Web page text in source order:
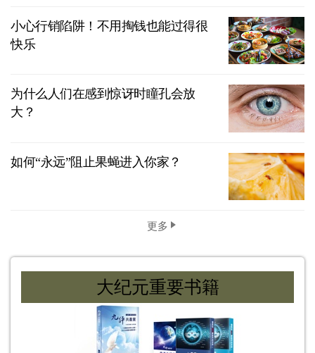
小心行销陷阱！不用掏钱也能过得很
快乐
为什么人们在感到惊讶时瞳孔会放
大？
如何“永远”阻止果蝇进入你家？
更多
大纪元重要书籍